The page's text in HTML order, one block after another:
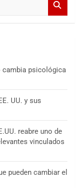
cambia psicológica
UU. y sus
reabre uno de
vinculados
pueden cambiar el